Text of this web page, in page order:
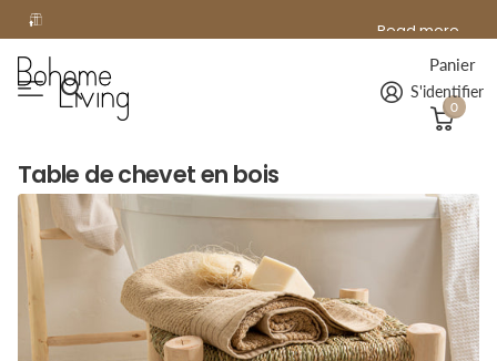
Livraisonofferteà domicile dès 99€ d'achat !
Read more
S'identifier
Panier
0
Table de chevet en bois